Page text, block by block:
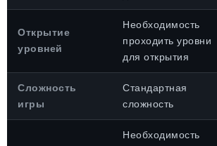
Открытие
уровней
Необходимость
проходить уровни
для открытия
Сложность
игры
Стандартная
сложность
Необходимость